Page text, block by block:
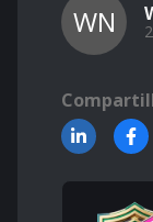
WN